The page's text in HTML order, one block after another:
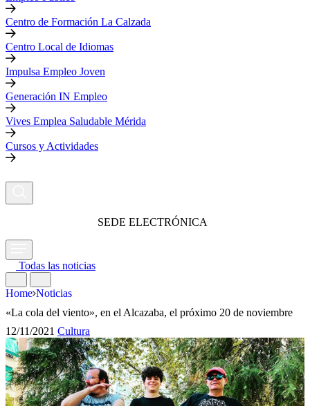
Centro de Formación La Calzada
Centro Local de Idiomas
Impulsa Empleo Joven
Generación IN Empleo
Vives Emplea Saludable Mérida
Cursos y Actividades
SEDE ELECTRÓNICA
Todas las noticias
Home Noticias
«La cola del viento», en el Alcazaba, el próximo 20 de noviembre
12/11/2021 Cultura